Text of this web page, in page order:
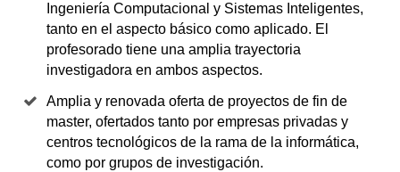
Ingeniería Computacional y Sistemas Inteligentes,
tanto en el aspecto básico como aplicado. El
profesorado tiene una amplia trayectoria
investigadora en ambos aspectos.
Amplia y renovada oferta de proyectos de fin de
master, ofertados tanto por empresas privadas y
centros tecnológicos de la rama de la informática,
como por grupos de investigación.